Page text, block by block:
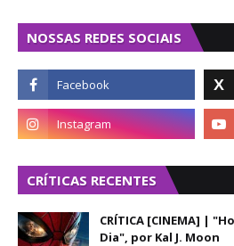
NOSSAS REDES SOCIAIS
CRÍTICAS RECENTES
CRÍTICA [CINEMA] |
Dia", por Kal J. Moon